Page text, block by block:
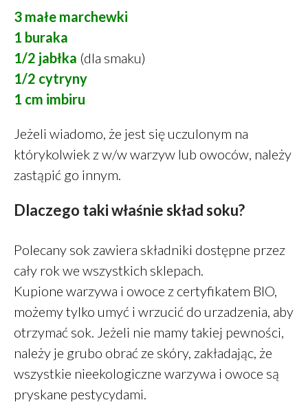
kwiecień 2021
luty 2021
listopad 2020
sierpień 2020
lipiec 2020
maj 2020
marzec 2020
styczeń 2020
grudzień 2019
październik 2019
3 małe marchewki
1 buraka
1/2 jabłka (dla smaku)
1/2 cytryny
1 cm imbiru
Jeżeli wiadomo, że jest się uczulonym na
którykolwiek z w/w warzyw lub owoców, należy
zastąpić go innym.
Dlaczego taki właśnie skład soku?
Polecany sok zawiera składniki dostępne przez
cały rok we wszystkich sklepach.
Kupione warzywa i owoce z certyfikatem BIO,
możemy tylko umyć i wrzucić do urzadzenia, aby
otrzymać sok. Jeżeli nie mamy takiej pewności,
należy je grubo obrać ze skóry, zakładając, że
wszystkie nieekologiczne warzywa i owoce są
pryskane pestycydami.